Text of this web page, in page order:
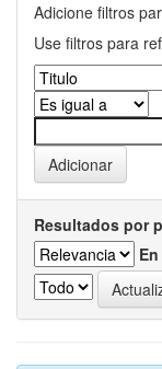
Adicione filtros
Use filtros para
Resultados por